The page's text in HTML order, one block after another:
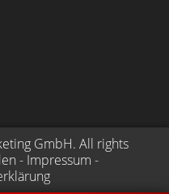
GmbH. All rights
- Impressum -